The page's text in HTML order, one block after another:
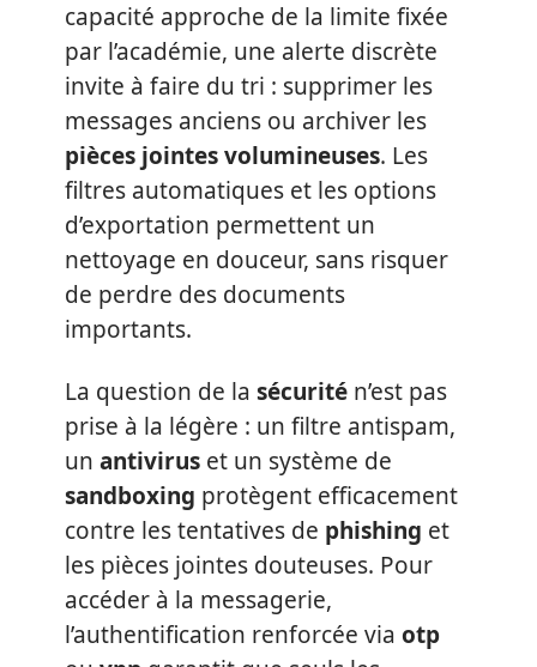
capacité approche de la limite fixée
par l’académie, une alerte discrète
invite à faire du tri : supprimer les
messages anciens ou archiver les
pièces jointes volumineuses. Les
filtres automatiques et les options
d’exportation permettent un
nettoyage en douceur, sans risquer
de perdre des documents
importants.
La question de la sécurité n’est pas
prise à la légère : un filtre antispam,
un antivirus et un système de
sandboxing protègent efficacement
contre les tentatives de phishing et
les pièces jointes douteuses. Pour
accéder à la messagerie,
l’authentification renforcée via otp